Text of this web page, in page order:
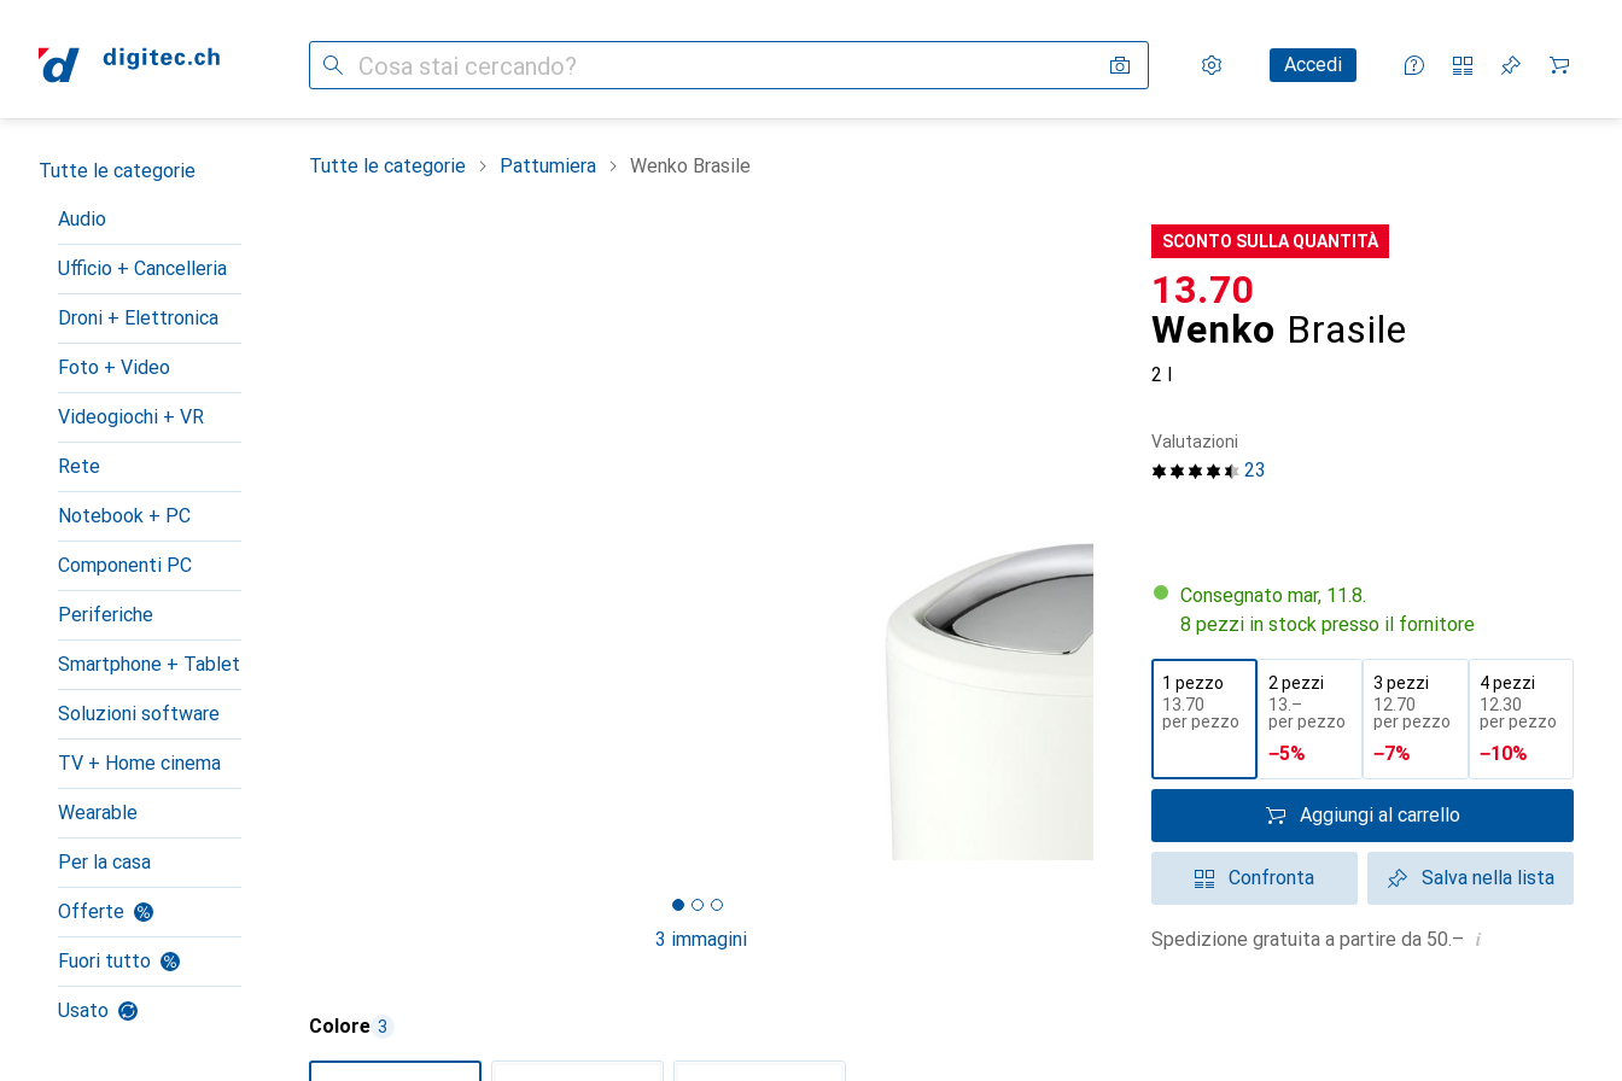
Cerca Impostazioni
Conto clienteAccedi
Liste di confronto
Liste dei desideri
Carrello
Categoria Navigazione
Tutte le categorie
Audio
Ufficio + Cancelleria
Droni + Elettronica
Foto + Video
Videogiochi + VR
Rete
Notebook + PC
Componenti PC
Periferiche
Smartphone + Tablet
Soluzioni software
TV + Home cinema
Wearable
Per la casa
Offerte
Fuori tutto
Usato
Tutte le categorie Pattumiera Wenko Brasile
3 immagini
SCONTO SULLA QUANTITÀ
Wenko Brasile
2 l
CHF
13.70
23
Valutazioni
Consegnato mar, 11.8.
8 pezzi in stock presso il fornitore
1 pezzo
CHF
13.70
per pezzo
2 pezzi
CHF
13.–
per pezzo
−5%
3 pezzi
CHF
12.70
per pezzo
−7%
4 pezzi
CHF
12.30
per pezzo
−10%
Aggiungi al carrello
Confronta Salva nella lista
Spedizione gratuita a partire da 50.– i
Colore 3